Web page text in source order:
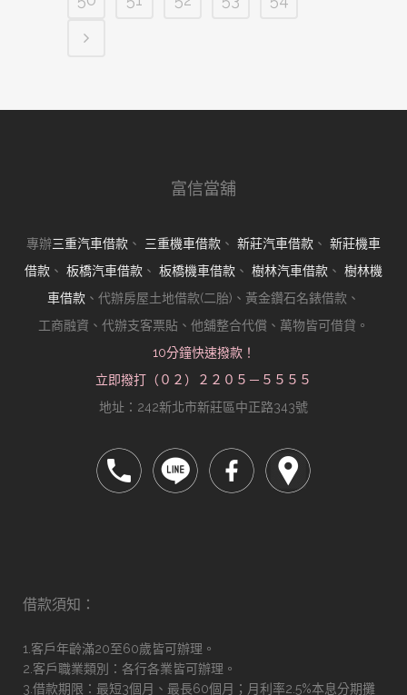
富信當舖
專辦三重汽車借款 、 三重機車借款 、 新莊汽車借款 、 新莊機車
借款 、 板橋汽車借款 、 板橋機車借款 、 樹林汽車借款 、 樹林機
車借款 、代辦房屋土地借款(二胎)、黃金鑽石名錶借款、
工商融資、代辦支客票貼、他舖整合代償、萬物皆可借貸。
10分鐘快速撥款！
立即撥打（０２）２２０５－５５５５
地址：242新北市新莊區中正路343號
借款須知：
1.客戶年齡滿20至60歲皆可辦理。
2.客戶職業類別：各行各業皆可辦理。
3.借款期限：最短3個月、最長60個月；月利率2.5%本息分期攤